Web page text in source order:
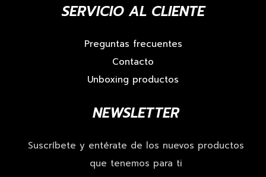
SERVICIO AL CLIENTE
Preguntas frecuentes
Contacto
Unboxing productos
NEWSLETTER
Suscríbete y entérate de los nuevos productos
que tenemos para ti